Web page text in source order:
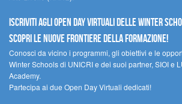
Iscriviti agli Open Day Virtuali delle Winter
scopri le nuove frontiere della formazione!
Conosci da vicino i programmi, gli obiettivi e le
Winter Schools di UNICRI e dei suoi partner, SIOI e
Academy.
Partecipa ai due Open Day Virtuali dedicati!